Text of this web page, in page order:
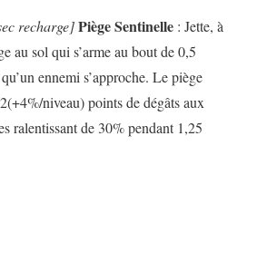
recharge]Piège Sentinelle : Jette, à
au sol qui s’arme au bout de 0,5
ennemi s’approche. Le piège
niveau) points de dégâts aux
ralentissant de 30% pendant 1,25